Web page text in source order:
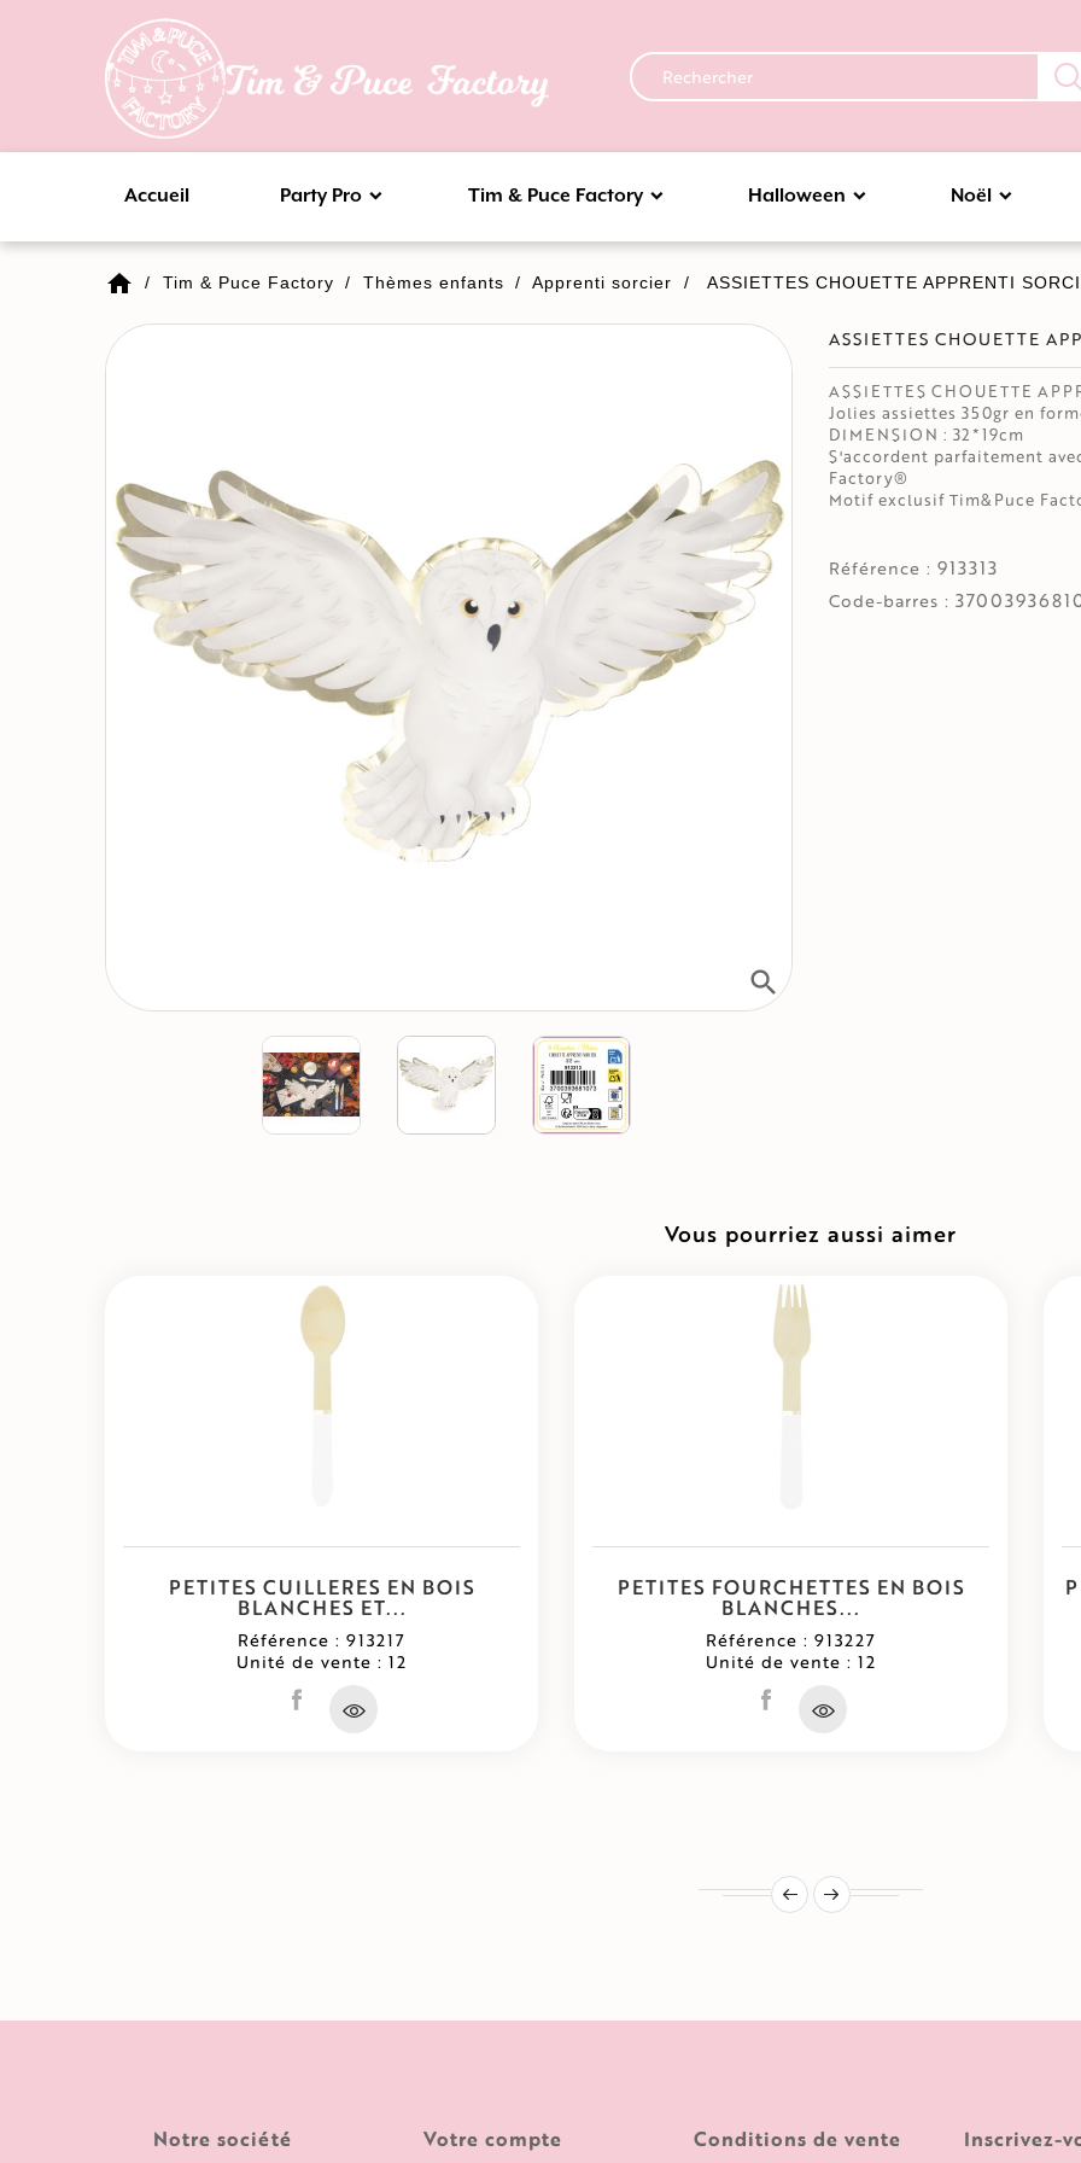
Accueil Noël
Halloween
Party Pro Tim & Puce Factory
home Tim & Puce Factory Thèmes enfants Apprenti sorcier ASSIETTES CHOUETTE APPRENTI
search
ASSIETTES CHOUETTE
ASSIETTES CHOUETTE
Jolies assiettes 350gr en
DIMENSION : 32*19cm
S'accordent parfaitement
Factory®
Motif exclusif Tim&Puce
Référence : 913313
Code-barres :
Vous pourriez aussi aimer
PETITES CUILLERES EN BOIS
BLANCHES ET...
Référence : 913217
Unité de vente : 12
PETITES FOURCHETTES EN BOIS
BLANCHES...
Référence : 913227
Unité de vente : 12
Notre société Votre compte Conditions de vente Inscrivez-